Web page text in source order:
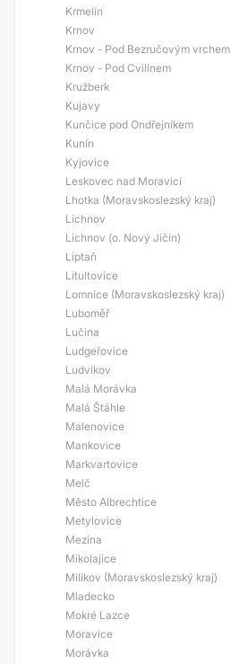
Krmelín
Krnov
Krnov - Pod Bezručovým vrchem
Krnov - Pod Cvilínem
Kružberk
Kujavy
Kunčice pod Ondřejníkem
Kunín
Kyjovice
Leskovec nad Moravicí
Lhotka (Moravskoslezský kraj)
Lichnov
Lichnov (o. Nový Jičín)
Liptaň
Litultovice
Lomnice (Moravskoslezský kraj)
Luboměř
Lučina
Ludgeřovice
Ludvíkov
Malá Morávka
Malá Štáhle
Malenovice
Mankovice
Markvartovice
Melč
Město Albrechtice
Metylovice
Mezina
Mikolajice
Milíkov (Moravskoslezský kraj)
Mladecko
Mokré Lazce
Moravice
Morávka